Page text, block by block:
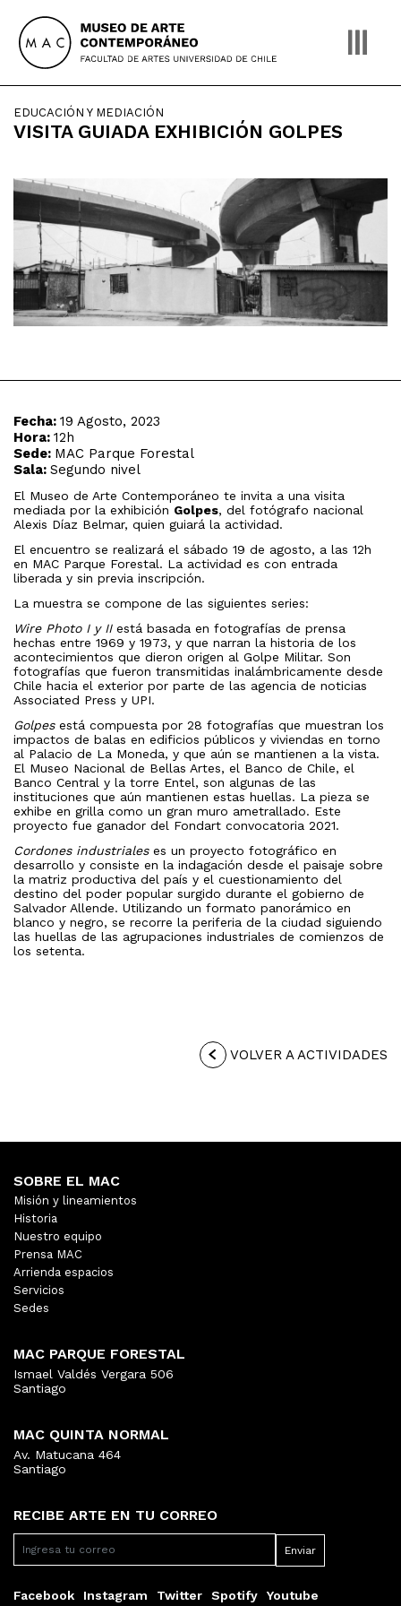
content
EDUCACIÓN Y MEDIACIÓN
VISITA GUIADA EXHIBICIÓN GOLPES
Fecha: 19 Agosto, 2023
Hora: 12h
Sede: MAC Parque Forestal
Sala: Segundo nivel
El Museo de Arte Contemporáneo te invita a una visita
mediada por la exhibición Golpes, del fotógrafo nacional
Alexis Díaz Belmar, quien guiará la actividad.
El encuentro se realizará el sábado 19 de agosto, a las 12h
en MAC Parque Forestal. La actividad es con entrada
liberada y sin previa inscripción.
La muestra se compone de las siguientes series:
Wire Photo I y IIestá basada en fotografías de prensa
hechas entre 1969 y 1973, y que narran la historia de los
acontecimientos que dieron origen al Golpe Militar. Son
fotografías que fueron transmitidas inalámbricamente desde
Chile hacia el exterior por parte de las agencia de noticias
Associated Press y UPI.
Golpes está compuesta por 28 fotografías que muestran los
impactos de balas en edificios públicos y viviendas en torno
al Palacio de La Moneda, y que aún se mantienen a la vista.
El Museo Nacional de Bellas Artes, el Banco de Chile, el
Banco Central y la torre Entel, son algunas de las
instituciones que aún mantienen estas huellas. La pieza se
exhibe en grilla como un gran muro ametrallado. Este
proyecto fue ganador del Fondart convocatoria 2021.
Cordones industrialeses un proyecto fotográfico en
desarrollo y consiste en la indagación desde el paisaje sobre
la matriz productiva del país y el cuestionamiento del
destino del poder popular surgido durante el gobierno de
Salvador Allende. Utilizando un formato panorámico en
blanco y negro, se recorre la periferia de la ciudad siguiendo
las huellas de las agrupaciones industriales de comienzos de
los setenta.
VOLVER A ACTIVIDADES
RECIBE ARTE EN TU CORREO
Facebook Instagram Twitter Spotify Youtube
SOBRE EL MAC
Misión y lineamientos
Historia
Nuestro equipo
Prensa MAC
Arrienda espacios
Servicios
Sedes
MAC PARQUE FORESTAL
Ismael Valdés Vergara 506
Santiago
MAC QUINTA NORMAL
Av. Matucana 464
Santiago